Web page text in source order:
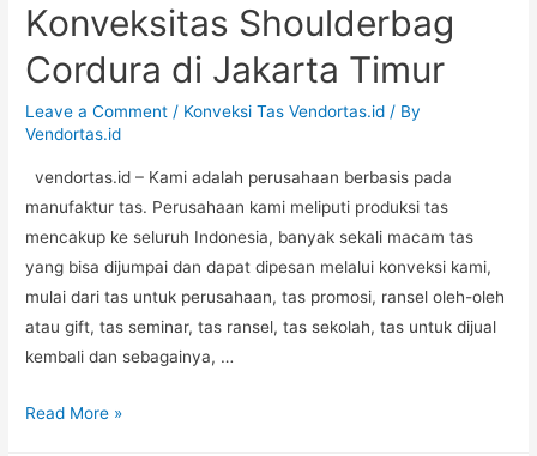
di
Jakarta
Utara
Konveksitas Shoulderbag
Cordura di Jakarta Timur
Leave a Comment / Konveksi Tas Vendortas.id / By
Vendortas.id
vendortas.id – Kami adalah perusahaan berbasis pada
manufaktur tas. Perusahaan kami meliputi produksi tas
mencakup ke seluruh Indonesia, banyak sekali macam tas
yang bisa dijumpai dan dapat dipesan melalui konveksi kami,
mulai dari tas untuk perusahaan, tas promosi, ransel oleh-oleh
atau gift, tas seminar, tas ransel, tas sekolah, tas untuk dijual
kembali dan sebagainya, …
Konveksitas
Read More »